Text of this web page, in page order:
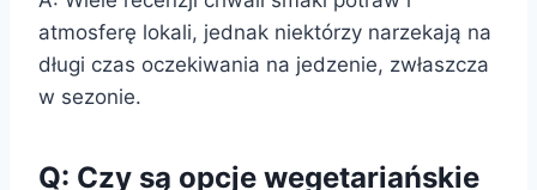
atmosferę lokali, jednak niektórzy narzekają na
długi czas oczekiwania na jedzenie, zwłaszcza
w sezonie.
Q: Czy są opcje wegetariańskie